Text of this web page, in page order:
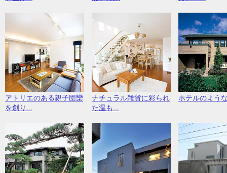
アトリエのある親子団欒
を創り...
ナチュラル雑貨に彩られ
た温も...
ホテルのよう